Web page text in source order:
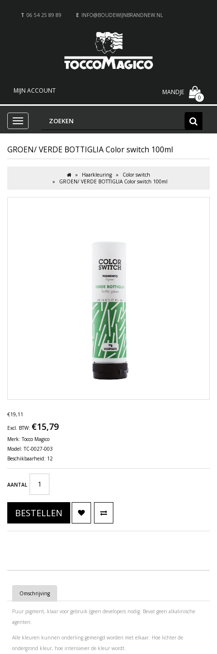
T 06 54 25 89 89 E INFO@BOUDEWIJNBRANDNEW.NL
MIJN ACCOUNT MANDJE
0
GROEN/ VERDE BOTTIGLIA Color switch 100ml
Haarkleuring
Color switch
GROEN/ VERDE BOTTIGLIA Color switch 100ml
€19,11
Excl. BTW: €15,79
Merk:Tocco Magico
Model: TC-0027-003
Beschikbaarheid: 12
AANTAL
BESTELLEN
Omschrijving
Puur pigment, klaar voor gebruik (geen developers nodig. Bevat geen alkalinische
agenten.
Alle kleuren kunnen onderling gemengd worden met elkaar. Hoe lichter de
ondergrond kleur, hoe intensiever de kleur wordt.